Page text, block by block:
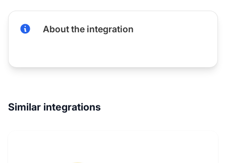
About the integration
Similar integrations